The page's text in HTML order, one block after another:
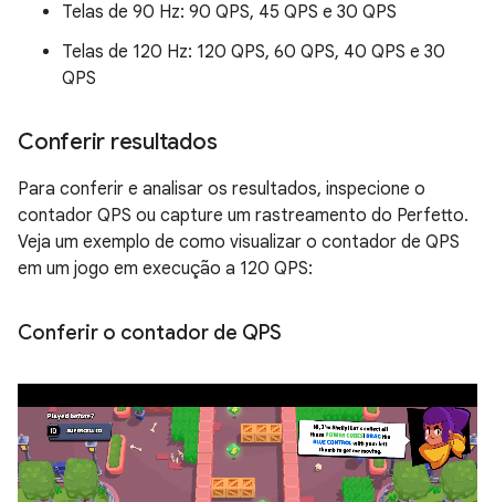
Telas de 90 Hz: 90 QPS, 45 QPS e 30 QPS
Telas de 120 Hz: 120 QPS, 60 QPS, 40 QPS e 30
QPS
Conferir resultados
Para conferir e analisar os resultados, inspecione o
contador QPS ou capture um rastreamento do Perfetto.
Veja um exemplo de como visualizar o contador de QPS
em um jogo em execução a 120 QPS:
Conferir o contador de QPS